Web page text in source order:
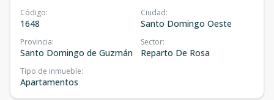
Código:
1648
Ciudad:
Santo Domingo Oeste
Provincia:
Santo Domingo de Guzmán
Sector:
Reparto De Rosa
Tipo de inmueble:
Apartamentos